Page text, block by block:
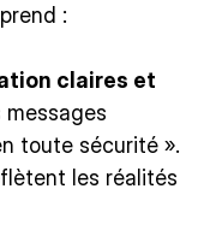
:
claires et
messages
toute sécurité ».
les réalités